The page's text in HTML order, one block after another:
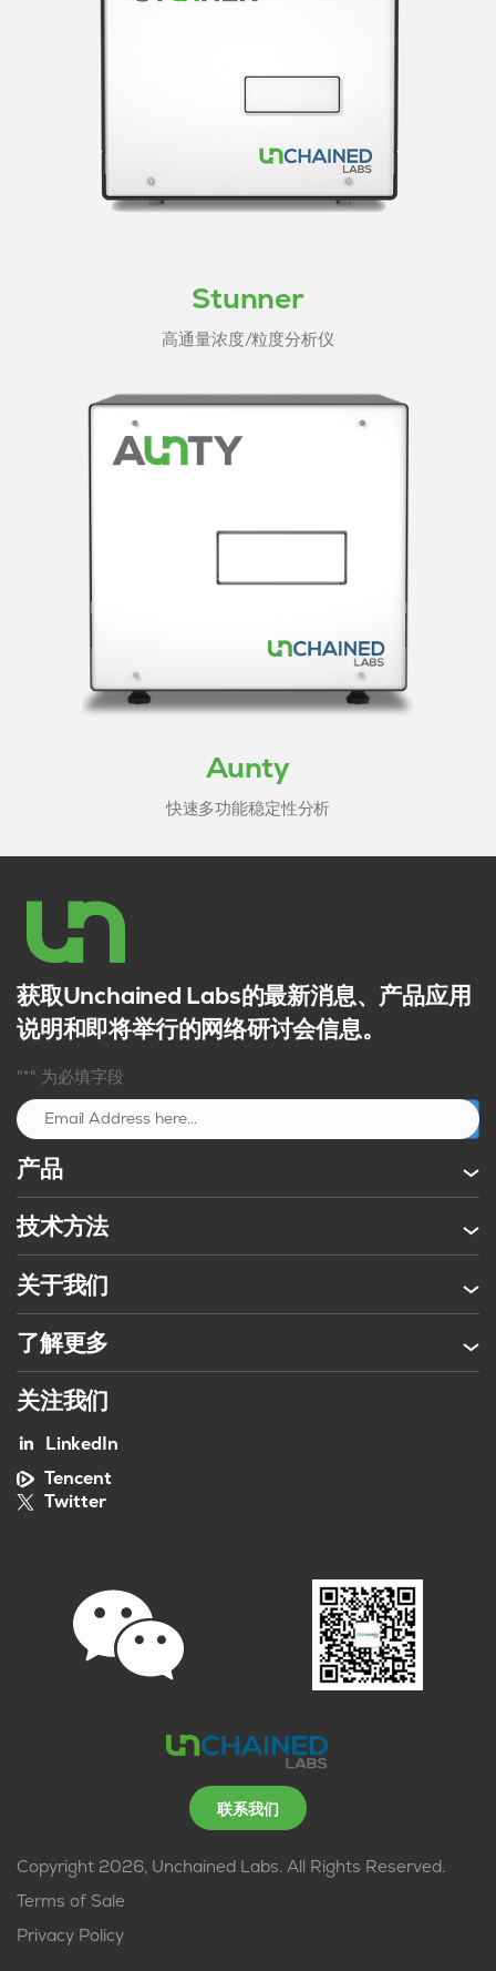
Stunner
高通量浓度/粒度分析仪
Aunty
快速多功能稳定性分析
获取Unchained Labs的最新消息、产品应用
说明和即将举行的网络研讨会信息。
"*" 为必填字段
产品
技术方法
关于我们
了解更多
关注我们
LinkedIn
Tencent
Twitter
联系我们
Copyright 2026, Unchained Labs. All Rights Reserved.
Terms of Sale
Privacy Policy